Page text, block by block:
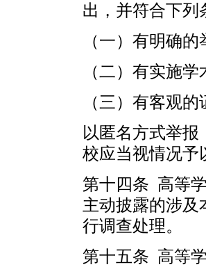
出，并符合下列
（一）有明确
（二）有实施
（三）有客观
以匿名方式举
校应当视情况予
第十四条 高等
主动披露的涉及
行调查处理。
第十五条 高等